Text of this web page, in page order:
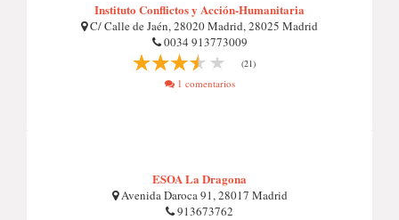
Instituto Conflictos y Acción-Humanitaria
C/ Calle de Jaén, 28020 Madrid, 28025 Madrid
0034 913773009
(21)
1 comentarios
ESOA La Dragona
Avenida Daroca 91, 28017 Madrid
913673762